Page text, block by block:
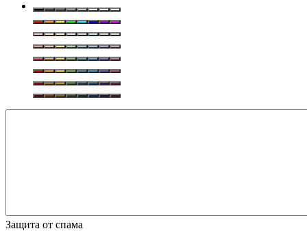
Защита от спама